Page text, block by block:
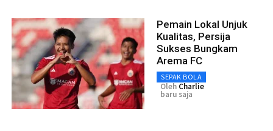
Pemain Lokal Unjuk
Kualitas, Persija
Sukses Bungkam
Arema FC
SEPAK BOLA
Oleh Charlie
baru saja